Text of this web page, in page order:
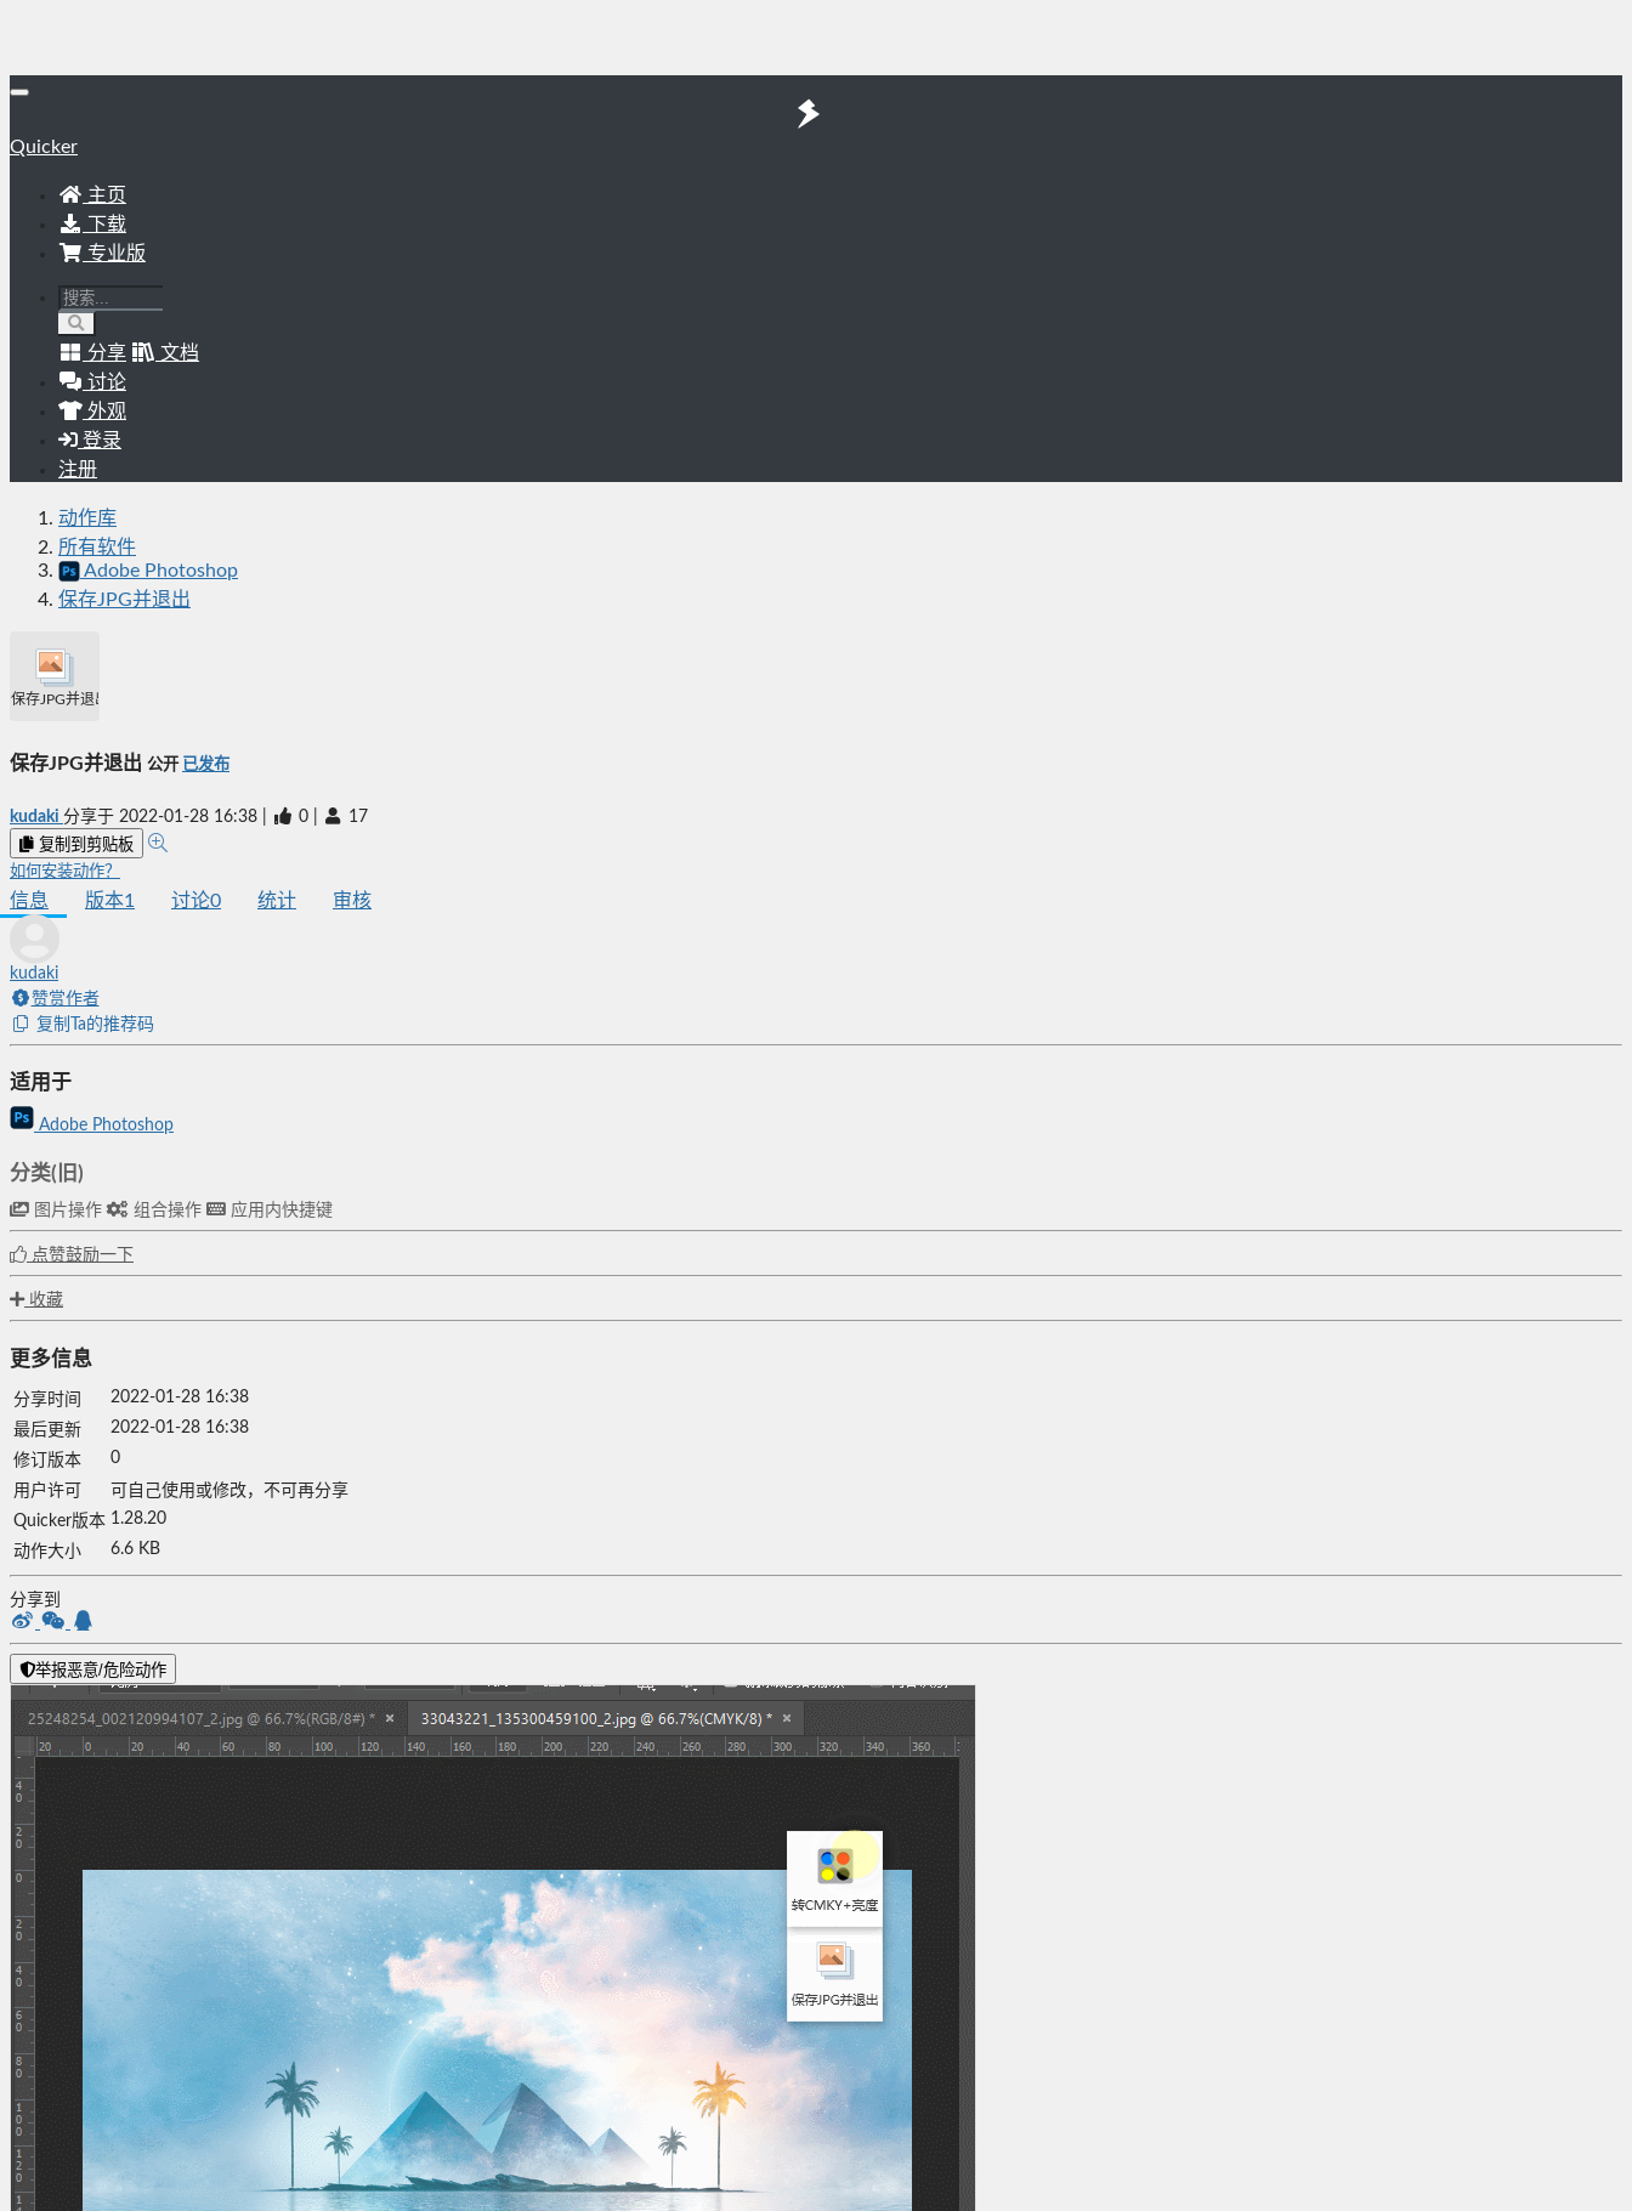
Quicker
主页
下载
专业版
分享
文档
讨论
外观
登录
注册
动作库
所有软件
Adobe Photoshop
保存JPG并退出
保存JPG并退出
保存JPG并退出 公开 已发布
kudaki 分享于 2022-01-28 16:38 0 17
复制到剪贴板
如何安装动作？
信息 版本1 讨论0 统计 审核
kudaki
赞赏作者
复制Ta的推荐码
适用于
Adobe Photoshop
分类(旧)
图片操作 组合操作 应用内快捷键
点赞鼓励一下
收藏
更多信息
分享时间
2022-01-28 16:38
最后更新
2022-01-28 16:38
修订版本
0
用户许可
可自己使用或修改，不可再分享
Quicker版本 1.28.20
动作大小
6.6 KB
分享到
举报恶意/危险动作